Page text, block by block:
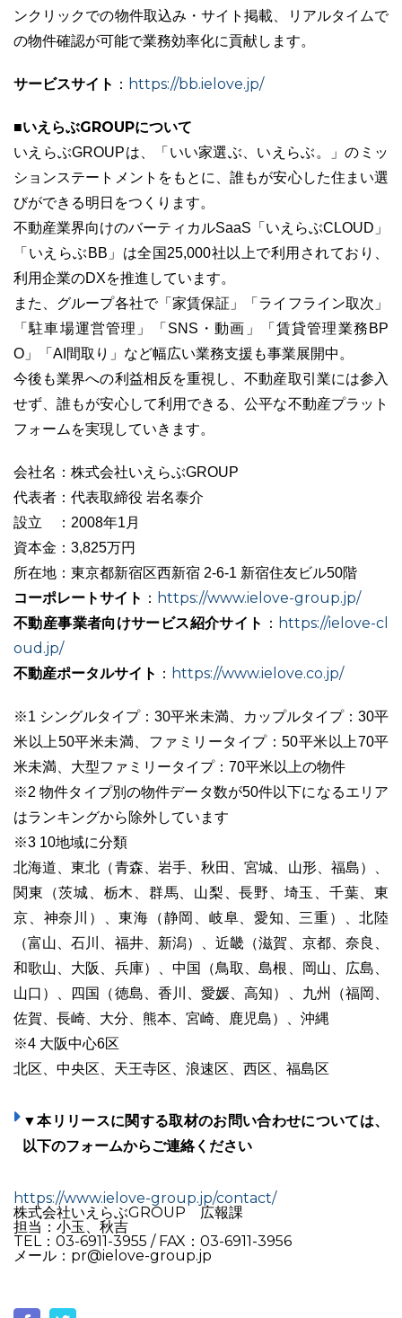
ンクリックでの物件取込み・サイト掲載、リアルタイムで
の物件確認が可能で業務効率化に貢献します。
サービスサイト ： https://bb.ielove.jp/
■いえらぶGROUPについて
いえらぶGROUPは、「いい家選ぶ、いえらぶ。」のミッ
ションステートメントをもとに、誰もが安心した住まい選
びができる明日をつくります。
不動産業界向けのバーティカルSaaS「いえらぶCLOUD」
「いえらぶBB」は全国25,000社以上で利用されており、
利用企業のDXを推進しています。
また、グループ各社で「家賃保証」「ライフライン取次」
「駐車場運営管理」「SNS・動画」「賃貸管理業務BP
O」「AI間取り」など幅広い業務支援も事業展開中。
今後も業界への利益相反を重視し、不動産取引業には参入
せず、誰もが安心して利用できる、公平な不動産プラット
フォームを実現していきます。
会社名：株式会社いえらぶGROUP
代表者：代表取締役 岩名泰介
設立 ：2008年1月
資本金：3,825万円
所在地：東京都新宿区西新宿 2-6-1 新宿住友ビル50階
コーポレートサイト ： https://www.ielove-group.jp/
不動産事業者向けサービス紹介サイト
： https://ielove-cl
oud.jp/
不動産ポータルサイト ： https://www.ielove.co.jp/
※1 シングルタイプ：30平米未満、カップルタイプ：30平
米以上50平米未満、ファミリータイプ：50平米以上70平
米未満、大型ファミリータイプ：70平米以上の物件
※2 物件タイプ別の物件データ数が50件以下になるエリア
はランキングから除外しています
※3 10地域に分類
北海道、東北（青森、岩手、秋田、宮城、山形、福島）、
関東（茨城、栃木、群馬、山梨、長野、埼玉、千葉、東
京、神奈川）、東海（静岡、岐阜、愛知、三重）、北陸
（富山、石川、福井、新潟）、近畿（滋賀、京都、奈良、
和歌山、大阪、兵庫）、中国（鳥取、島根、岡山、広島、
山口）、四国（徳島、香川、愛媛、高知）、九州（福岡、
佐賀、長崎、大分、熊本、宮崎、鹿児島）、沖縄
※4 大阪中心6区
北区、中央区、天王寺区、浪速区、西区、福島区
▼本リリースに関する取材のお問い合わせについては、
以下のフォームからご連絡ください
https://www.ielove-group.jp/contact/
株式会社いえらぶGROUP 広報課
担当：小玉、秋吉
TEL：03-6911-3955 / FAX：03-6911-3956
メール：pr@ielove-group.jp